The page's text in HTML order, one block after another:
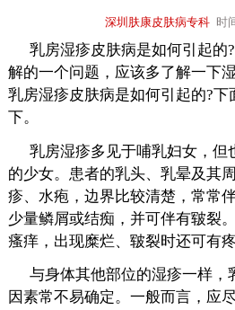
深圳肤康皮肤病专科 时
乳房湿疹皮肤病是如何引起的
解的一个问题，应该多了解一下
乳房湿疹皮肤病是如何引起的?下
下。
乳房湿疹多见于哺乳妇女，但
的少女。患者的乳头、乳晕及其
疹、水疱，边界比较清楚，常常
少量鳞屑或结痴，并可伴有皲裂
瘙痒，出现糜烂、皲裂时还可有疼
与身体其他部位的湿疹一样，
因素常不易确定。一般而言，应